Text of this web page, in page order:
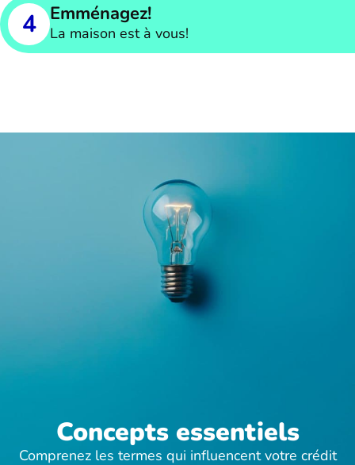
4 Emménagez!
La maison est à vous!
Concepts essentiels
Comprenez les termes qui influencent votre crédit